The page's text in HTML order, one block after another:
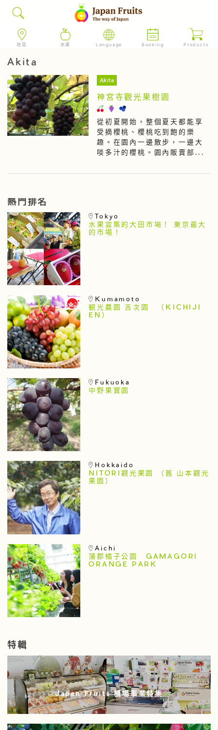
地區 水果 Language Booking Products
Akita
Akita
神宮寺觀光果樹園
從初夏開始，整個夏天都能享
受摘櫻桃、櫻桃吃到飽的樂
趣。在園內一邊散步，一邊大
啖多汁的櫻桃。園內販賣部...
熱門排名
Tokyo
水果雲集的大田市場！ 東京最大
的市場！
Kumamoto
観光農園 吉次園 （KICHIJI
EN）
Fukuoka
中野果實園
Hokkaido
NITORI觀光果園 （舊 山本觀光
果園）
Aichi
蒲郡橘子公園 GAMAGORI
ORANGE PARK
特輯
Japan Fruits 機場事業特集